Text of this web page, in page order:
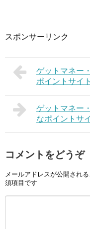
スポンサーリンク
ゲットマネー
ポイントサイ
ゲットマネー
なポイントサ
コメントをどうぞ
メールアドレスが公開される
須項目です